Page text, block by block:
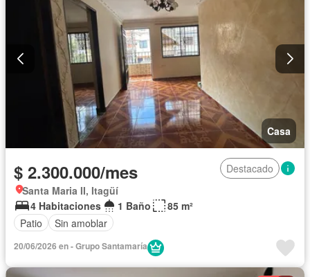
Casa
$ 2.300.000/mes
Destacado
Santa Maria II, Itagüí
4 Habitaciones
1 Baño
85 m²
Patio
Sin amoblar
20/06/2026 en - Grupo Santamaría